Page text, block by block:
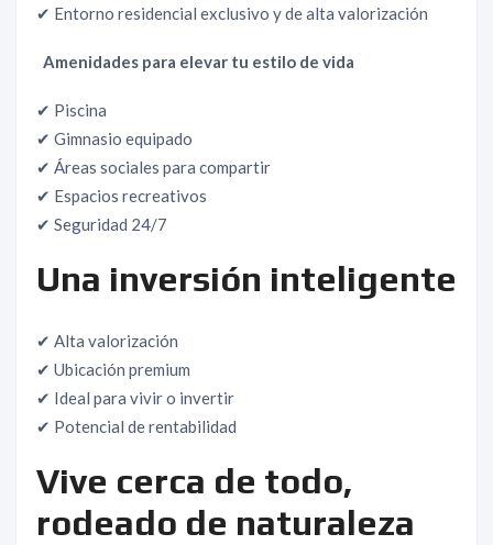
✔ Entorno residencial exclusivo y de alta valorización
Amenidades para elevar tu estilo de vida
✔ Piscina
✔ Gimnasio equipado
✔ Áreas sociales para compartir
✔ Espacios recreativos
✔ Seguridad 24/7
Una inversión inteligente
✔ Alta valorización
✔ Ubicación premium
✔ Ideal para vivir o invertir
✔ Potencial de rentabilidad
Vive cerca de todo,
rodeado de naturaleza